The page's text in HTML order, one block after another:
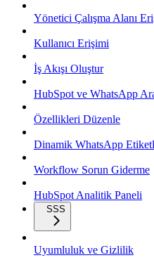
Yönetici Çalışma Alanı
Kullanıcı Erişimi
İş Akışı Oluştur
HubSpot ve WhatsApp
Özellikleri Düzenle
Dinamik WhatsApp
Workflow Sorun Giderme
HubSpot Analitik Paneli
SSS
Uyumluluk ve Gizlilik